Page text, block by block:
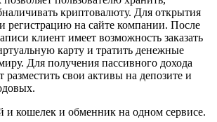
криптовалюту. Для открытия
регистрацию на сайте компании. После
клиент имеет возможность заказать
карту и тратить денежные
Для получения пассивного дохода
разместить свои активы на депозите и
и кошелек и обменник на одном сервисе.